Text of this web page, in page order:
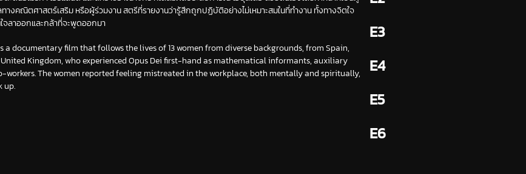
งคณิตศาสตร์เสริม หรือผู้ร่วมงาน สตรีที่รายงานว่ารู้สึกถูกปฏิบัติอย่างไม่เหมาะสมในที่ทำงาน ทั้งทางจิตใจ
ลาออกและกล้าที่จะพูดออกมา
a documentary film that follows the lives of 13 women from diverse backgrounds, from Spain,
Kingdom, who experienced Opus Dei first-hand as mathematical informants, auxiliary
The women reported feeling mistreated in the workplace, both mentally and spiritually,
up.
E3
E4
E5
E6